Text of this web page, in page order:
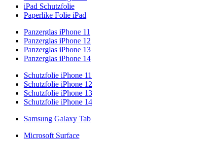
iPad Schutzfolie
Paperlike Folie iPad
Panzerglas iPhone 11
Panzerglas iPhone 12
Panzerglas iPhone 13
Panzerglas iPhone 14
Schutzfolie iPhone 11
Schutzfolie iPhone 12
Schutzfolie iPhone 13
Schutzfolie iPhone 14
Samsung Galaxy Tab
Microsoft Surface